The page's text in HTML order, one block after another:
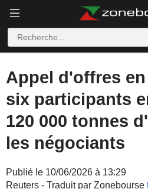
Appel d'offres
six participants
120 000 tonnes
les négociants
Publié le 10/06/2026 à 13:29
Reuters - Traduit par Zonebourse